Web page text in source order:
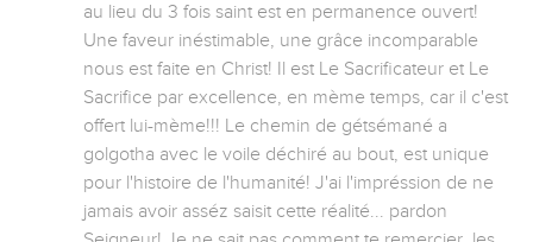
au lieu du 3 fois saint est en permanence ouvert!
Une faveur inéstimable, une grâce incomparable
nous est faite en Christ! Il est Le Sacrificateur et Le
Sacrifice par excellence, en mème temps, car il c'est
offert lui-mème!!! Le chemin de gétsémané a
golgotha avec le voile déchiré au bout, est unique
pour l'histoire de l'humanité! J'ai l'impréssion de ne
jamais avoir asséz saisit cette réalité... pardon